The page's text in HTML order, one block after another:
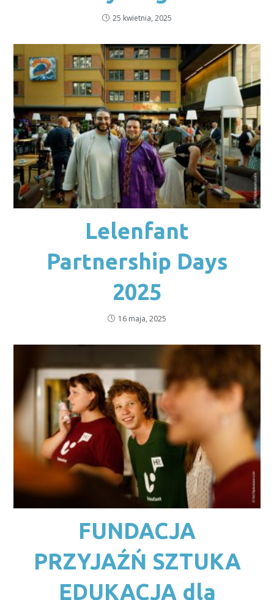
25 kwietnia, 2025
Lelenfant
Partnership Days
2025
16 maja, 2025
FUNDACJA
PRZYJAŹŃ SZTUKA
EDUKACJA dla